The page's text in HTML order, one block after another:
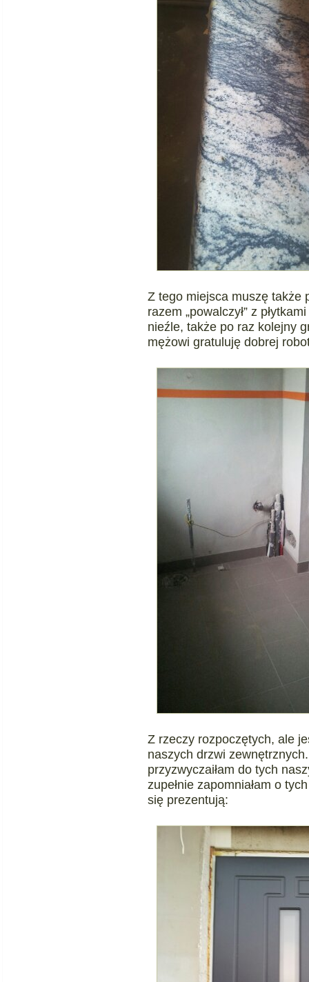
Z tego miejsca muszę także
razem „powalczył” z
nieźle, także po raz kolejny
mężowi gratuluję dobrej
Z rzeczy rozpoczętych, ale
naszych drzwi
przyzwyczaiłam do tych
zupełnie zapomniałam o
się prezentują: